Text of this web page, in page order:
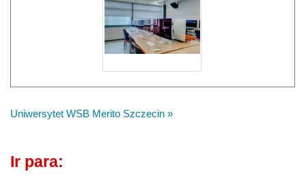
Uniwersytet WSB Merito Szczecin »
Ir para: